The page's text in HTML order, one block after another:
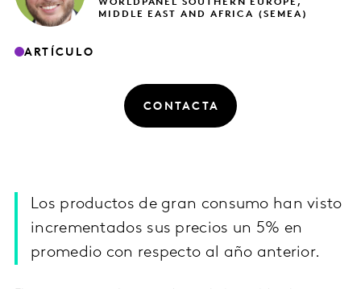
WORLDPANEL SOUTHERN EUROPE,
MIDDLE EAST AND AFRICA (SEMEA)
ARTÍCULO
CONTACTA
Los productos de gran consumo han visto
incrementados sus precios un 5% en
promedio con respecto al año anterior.